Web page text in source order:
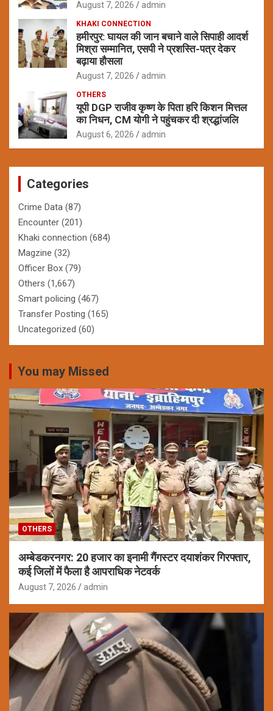
August 7, 2026 admin
KHAKI CONNECTION
हमीरपुर: घायल की जान बचाने वाले सिपाही आदर्श
मिश्रा सम्मानित, एसपी ने प्रशस्ति-पत्र देकर
बढ़ाया हौसला
August 7, 2026 admin
OTHERS
यूपी DGP राजीव कृष्ण के पिता हरि किशन मित्तल
का निधन, CM योगी ने पहुंचकर दी श्रद्धांजलि
August 6, 2026 admin
Categories
Crime Data (87)
Encounter (201)
Khaki connection (684)
Magzine (32)
Officer Box (79)
Others (1,667)
Smart policing (467)
Transfer Posting (165)
Uncategorized (60)
You may Missed
OTHERS
अम्बेडकरनगर: 20 हजार का इनामी गैंगस्टर दयाशंकर गिरफ्तार,
कई जिलों में फैला है आपराधिक नेटवर्क
August 7, 2026 admin